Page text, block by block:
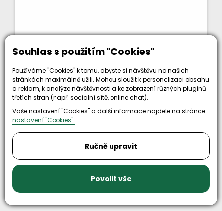
Souhlas s použitím "Cookies"
Používáme "Cookies" k tomu, abyste si návštěvu na našich
stránkách maximálně užili. Mohou sloužit k personalizaci obsahu
a reklam, k analýze návštěvnosti a ke zobrazení různých pluginů
třetích stran (např. socialní sítě, online chat).
Vaše nastavení "Cookies" a další informace najdete na stránce
nastavení "Cookies".
Ručně upravit
Povolit vše
798 Kčbez DPH
Kód zboží: 04003650003
Nahoru
předchozí
Načíst Dalších 24